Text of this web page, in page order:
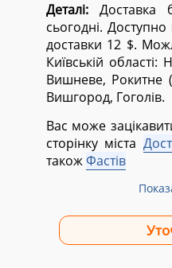
Деталі:Доставка
сьогодні.
доставки 12 $.
Київській області:
Вишневе, Рокитне
Вишгород, Гоголів.
Вас може
сторінку міста
такожФастів